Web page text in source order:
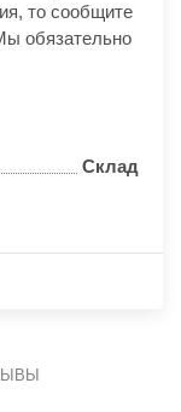
то сообщите
обязательно
Склад